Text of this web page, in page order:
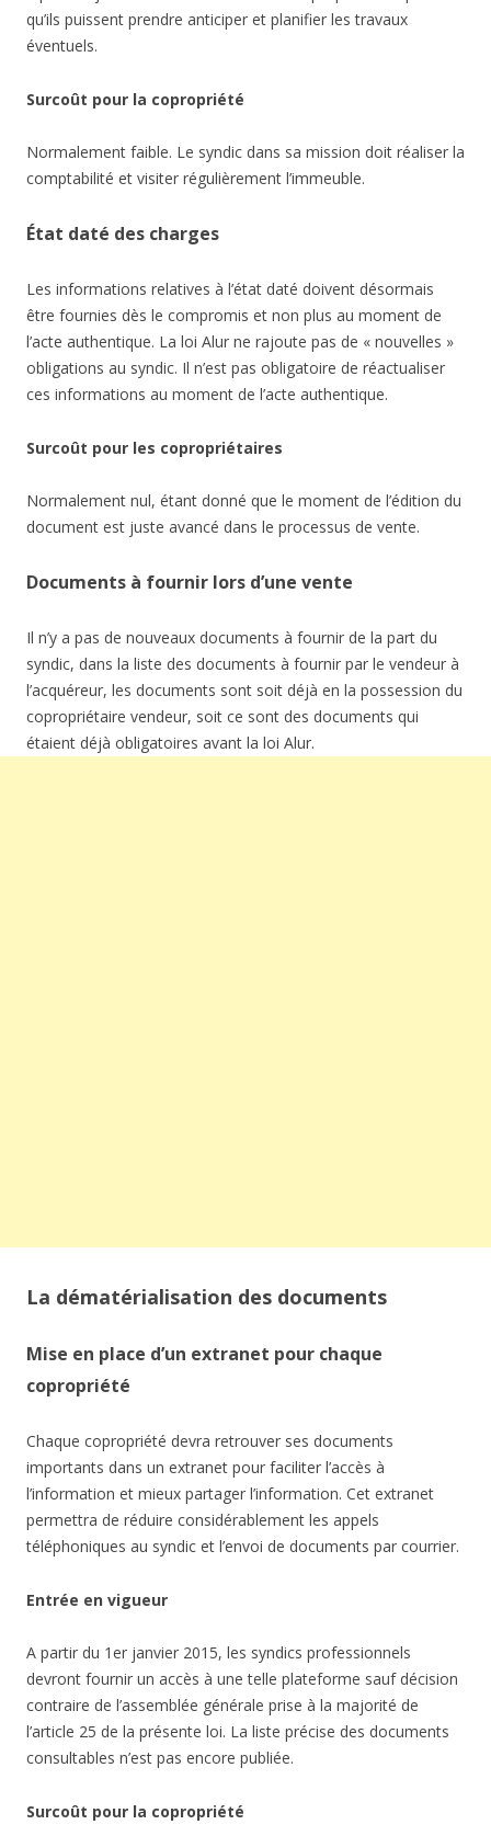
qu’ils puissent prendre anticiper et planifier les travaux
éventuels.
Surcoût pour la copropriété
Normalement faible. Le syndic dans sa mission doit réaliser la
comptabilité et visiter régulièrement l’immeuble.
État daté des charges
Les informations relatives à l’état daté doivent désormais
être fournies dès le compromis et non plus au moment de
l’acte authentique. La loi Alur ne rajoute pas de « nouvelles »
obligations au syndic. Il n’est pas obligatoire de réactualiser
ces informations au moment de l’acte authentique.
Surcoût pour les copropriétaires
Normalement nul, étant donné que le moment de l’édition du
document est juste avancé dans le processus de vente.
Documents à fournir lors d’une vente
Il n’y a pas de nouveaux documents à fournir de la part du
syndic, dans la liste des documents à fournir par le vendeur à
l’acquéreur, les documents sont soit déjà en la possession du
copropriétaire vendeur, soit ce sont des documents qui
étaient déjà obligatoires avant la loi Alur.
La dématérialisation des documents
Mise en place d’un extranet pour chaque
copropriété
Chaque copropriété devra retrouver ses documents
importants dans un extranet pour faciliter l’accès à
l’information et mieux partager l’information. Cet extranet
permettra de réduire considérablement les appels
téléphoniques au syndic et l’envoi de documents par courrier.
Entrée en vigueur
A partir du 1er janvier 2015, les syndics professionnels
devront fournir un accès à une telle plateforme sauf décision
contraire de l’assemblée générale prise à la majorité de
l’article 25 de la présente loi. La liste précise des documents
consultables n’est pas encore publiée.
Surcoût pour la copropriété